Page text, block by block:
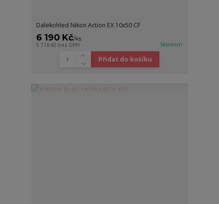
Dalekohled Nikon Action EX 10x50 CF
6 190 Kč/ks
5 116 Kč bez DPH Skladem
Přidat do košíku